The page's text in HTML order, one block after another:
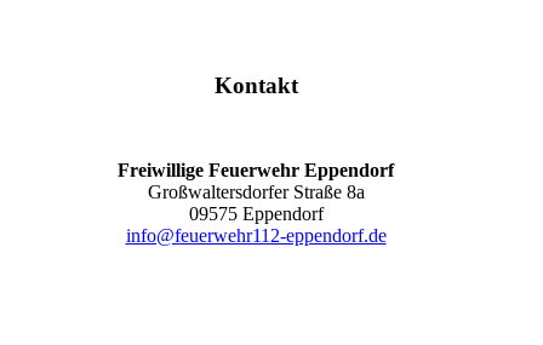
Kontakt
Freiwillige Feuerwehr Eppendorf
Großwaltersdorfer Straße 8a
09575 Eppendorf
info@feuerwehr112-eppendorf.de